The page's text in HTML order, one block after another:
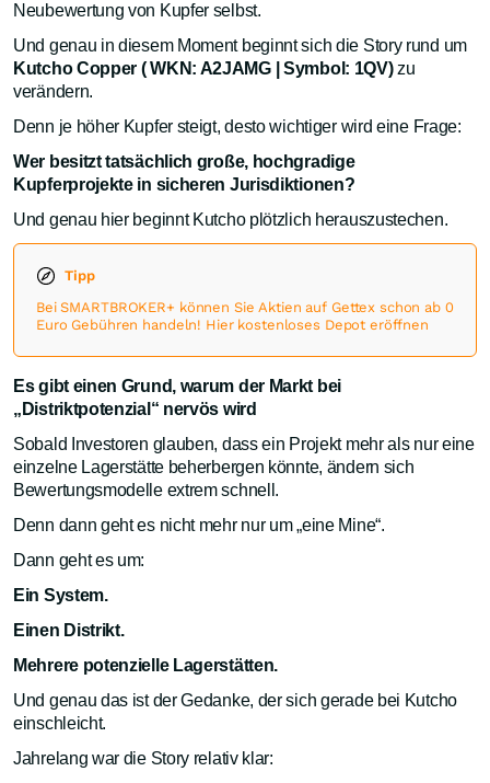
Neubewertung von Kupfer selbst.
Und genau in diesem Moment beginnt sich die Story rund um
Kutcho Copper ( WKN: A2JAMG | Symbol: 1QV)zu
verändern.
Denn je höher Kupfer steigt, desto wichtiger wird eine Frage:
Wer besitzt tatsächlich große, hochgradige
Kupferprojekte in sicheren Jurisdiktionen?
Und genau hier beginnt Kutcho plötzlich herauszustechen.
Tipp
Bei SMARTBROKER+ können Sie Aktien auf Gettex schon ab 0
Euro Gebühren handeln! Hier kostenloses Depot eröffnen
Es gibt einen Grund, warum der Markt bei
„Distriktpotenzial“ nervös wird
Sobald Investoren glauben, dass ein Projekt mehr als nur eine
einzelne Lagerstätte beherbergen könnte, ändern sich
Bewertungsmodelle extrem schnell.
Denn dann geht es nicht mehr nur um „eine Mine“.
Dann geht es um:
Ein System.
Einen Distrikt.
Mehrere potenzielle Lagerstätten.
Und genau das ist der Gedanke, der sich gerade bei Kutcho
einschleicht.
Jahrelang war die Story relativ klar: